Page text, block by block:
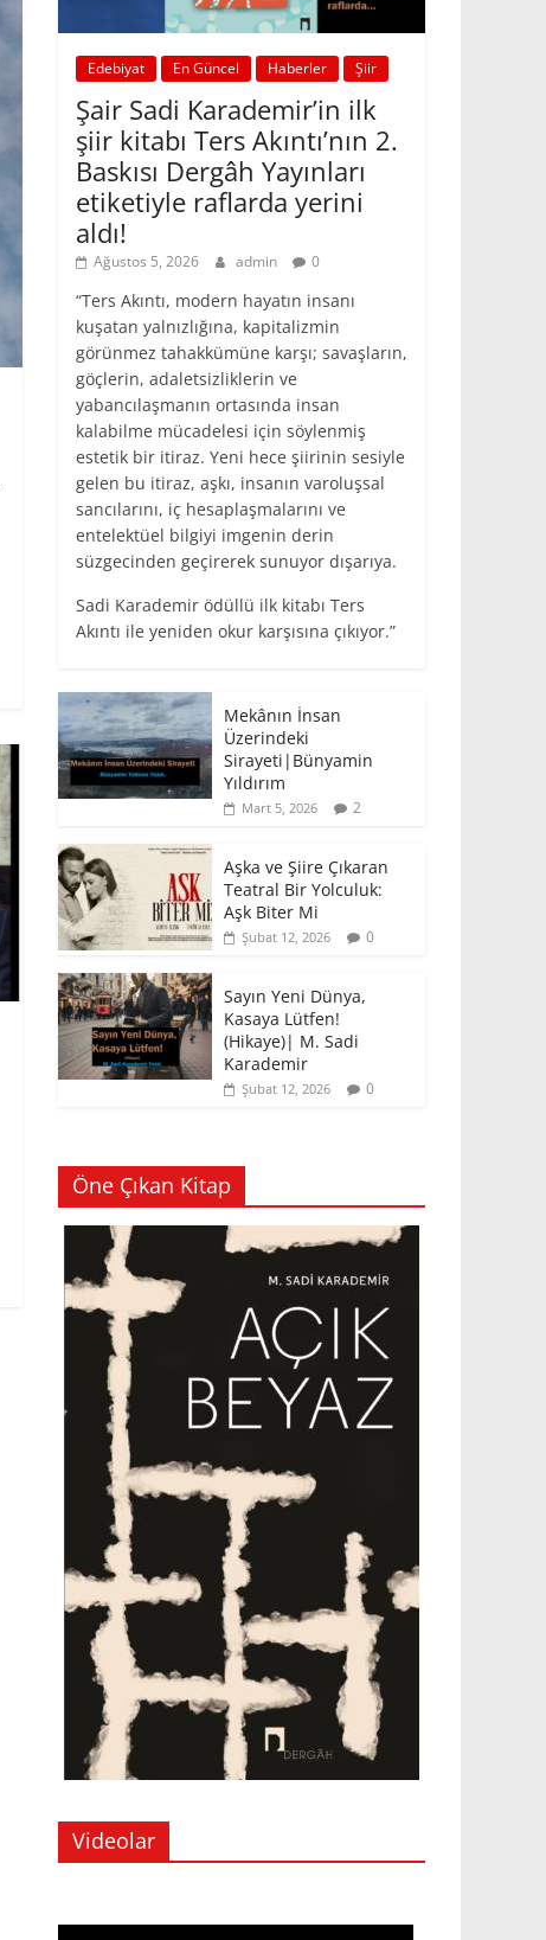
Edebiyat En Güncel Haberler Şiir
Şair Sadi Karademir’in ilk
şiir kitabı Ters Akıntı’nın 2.
Baskısı Dergâh Yayınları
etiketiyle raflarda yerini
aldı!
Ağustos 5, 2026 admin 0
“Ters Akıntı, modern hayatın insanı
kuşatan yalnızlığına, kapitalizmin
görünmez tahakkümüne karşı; savaşların,
göçlerin, adaletsizliklerin ve
yabancılaşmanın ortasında insan
kalabilme mücadelesi için söylenmiş
estetik bir itiraz. Yeni hece şiirinin sesiyle
gelen bu itiraz, aşkı, insanın varoluşsal
sancılarını, iç hesaplaşmalarını ve
entelektüel bilgiyi imgenin derin
süzgecinden geçirerek sunuyor dışarıya.
Sadi Karademir ödüllü ilk kitabı Ters
Akıntı ile yeniden okur karşısına çıkıyor.”
Mekânın İnsan
Üzerindeki
Sirayeti|Bünyamin
Yıldırım
Mart 5, 2026 2
Aşka ve Şiire Çıkaran
Teatral Bir Yolculuk:
Aşk Biter Mi
Şubat 12, 2026 0
Sayın Yeni Dünya,
Kasaya Lütfen!
(Hikaye)| M. Sadi
Karademir
Şubat 12, 2026 0
Öne Çıkan Kitap
Videolar